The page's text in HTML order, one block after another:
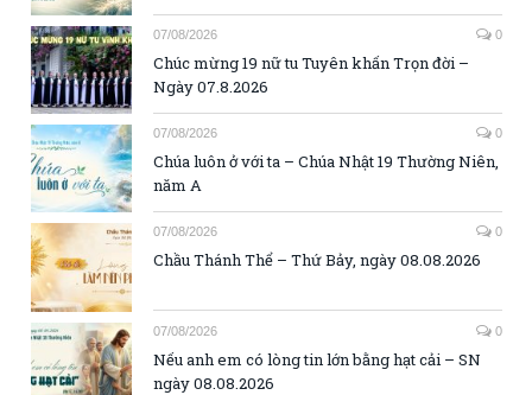
07/08/2026 0
Chúc mừng 19 nữ tu Tuyên khấn Trọn đời –
Ngày 07.8.2026
07/08/2026 0
Chúa luôn ở với ta – Chúa Nhật 19 Thường Niên,
năm A
07/08/2026 0
Chầu Thánh Thể – Thứ Bảy, ngày 08.08.2026
07/08/2026 0
Nếu anh em có lòng tin lớn bằng hạt cải – SN
ngày 08.08.2026